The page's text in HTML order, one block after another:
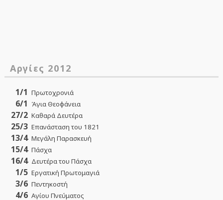
Αργίες 2012
1/1 Πρωτοχρονιά
6/1 Άγια Θεοφάνεια
27/2 Καθαρά Δευτέρα
25/3 Επανάσταση του 1821
13/4 Μεγάλη Παρασκευή
15/4 Πάσχα
16/4 Δευτέρα του Πάσχα
1/5 Εργατική Πρωτομαγιά
3/6 Πεντηκοστή
4/6 Αγίου Πνεύματος